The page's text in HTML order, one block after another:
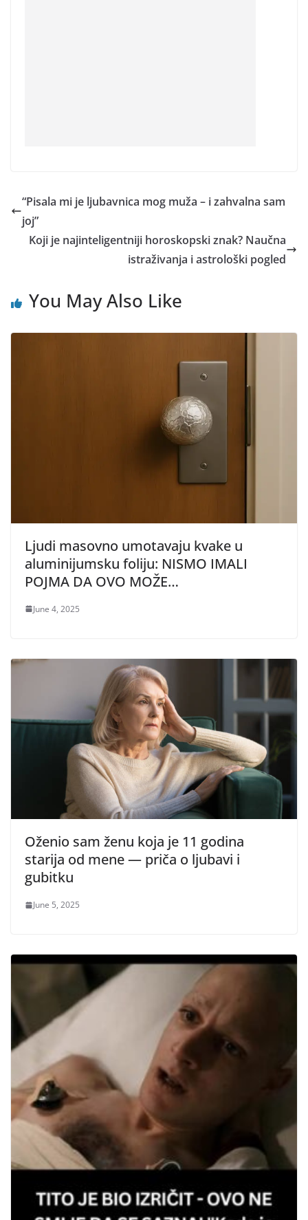
“Pisala mi je ljubavnica mog muža – i zahvalna sam
joj”
Koji je najinteligentniji horoskopski znak? Naučna
istraživanja i astrološki pogled
You May Also Like
Ljudi masovno umotavaju kvake u
aluminijumsku foliju: NISMO IMALI
POJMA DA OVO MOŽE…
June 4, 2025
Oženio sam ženu koja je 11 godina
starija od mene — priča o ljubavi i
gubitku
June 5, 2025